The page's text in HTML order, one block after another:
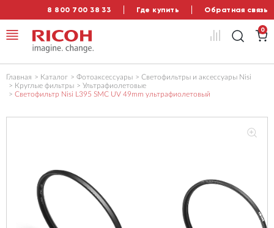
8 800 700 38 33 Где купить Обратная связь
0
Главная Каталог Фотоаксессуары
Светофильтры и аксессуары Nisi
Круглые фильтры
Ультрафиолетовые
Светофильтр Nisi L395 SMC UV 49mm ультрафиолетовый